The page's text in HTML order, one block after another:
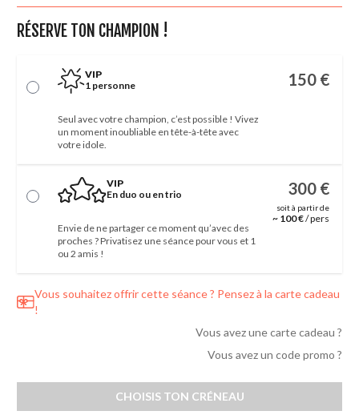
RÉSERVE TON CHAMPION !
VIP
1 personne
150 €
Seul avec votre champion, c’est possible ! Vivez
un moment inoubliable en tête-à-tête avec
votre idole.
VIP
En duo ou en trio
300 €
soit à partir de
~ 100 €/ pers
Envie de ne partager ce moment qu’avec des
proches ? Privatisez une séance pour vous et 1
ou 2 amis !
Vous souhaitez offrir cette séance ? Pensez à la carte cadeau
!
Vous avez une carte cadeau ?
Vous avez un code promo ?
CHOISIS TON CRÉNEAU